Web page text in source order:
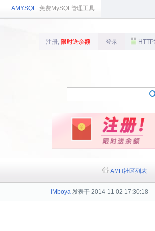
AMYSQL 免费MySQL管理工具
注册, 限时送余额 登录
AMH社区列表
iMboya 发表于 2014-11-02 17:30:18